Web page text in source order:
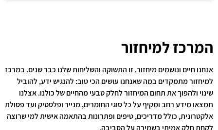
המרכז למיחזור
אנחנו חיים ונושמים מיחזור. זו התשוקה והשליחות שלנו כבר שנים. במרכז
למיחזור מתמקדים במה שאנחנו עושים הכי טוב: להנגיש ידע, להוביל
שינוי ולהפוך את תחום המיחזור לחלק טבעי מהחיים של כולנו. אצלנו
תמצאו מידע רחב ומקיף על כל סוגי החומרים, מנייר ופלסטיק ועד פסולת
אלקטרונית, כולל מדריכים, טיפים ופתרונות בהתאמה אישית למי שרוצה
לקחת חלק אמיתי בשמירה על הסביבה.